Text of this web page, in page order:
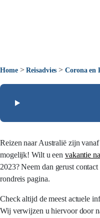
Home>Reisadvies >Corona en
Reizen naar Australië zijn
mogelijk! Wilt u een vakantie
2023? Neem dan gerust
rondreis pagina.
Check altijd de meest actuele
Wij verwijzen u hiervoor door